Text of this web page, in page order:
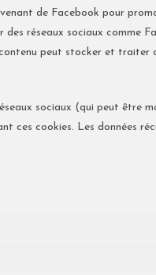
de Facebook pour
réseaux sociaux comme
peut stocker et traiter
sociaux (qui peut être
ces cookies. Les données